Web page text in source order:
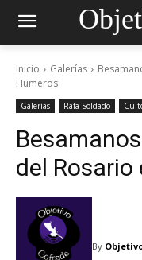
Inicio Galerías
Humeros
Galerías Rafa Soldado
del Rosario
By